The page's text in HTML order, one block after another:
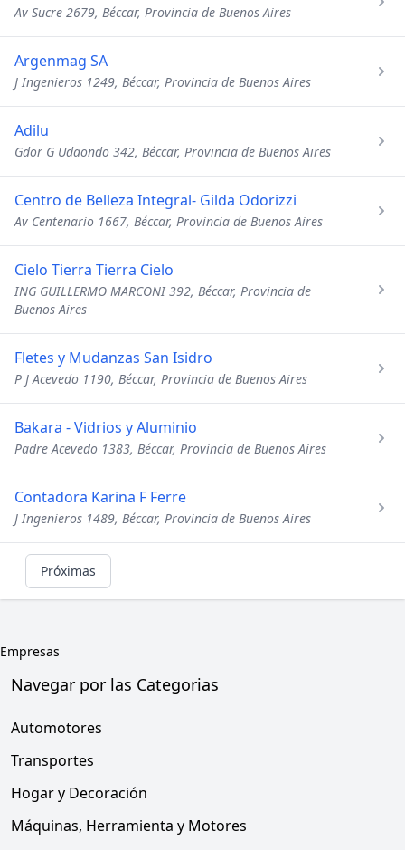
Av Sucre 2679, Béccar, Provincia de Buenos Aires
Argenmag SA
J Ingenieros 1249, Béccar, Provincia de Buenos Aires
Adilu
Gdor G Udaondo 342, Béccar, Provincia de Buenos Aires
Centro de Belleza Integral- Gilda Odorizzi
Av Centenario 1667, Béccar, Provincia de Buenos Aires
Cielo Tierra Tierra Cielo
ING GUILLERMO MARCONI 392, Béccar, Provincia de
Buenos Aires
Fletes y Mudanzas San Isidro
P J Acevedo 1190, Béccar, Provincia de Buenos Aires
Bakara - Vidrios y Aluminio
Padre Acevedo 1383, Béccar, Provincia de Buenos Aires
Contadora Karina F Ferre
J Ingenieros 1489, Béccar, Provincia de Buenos Aires
Próximas
Empresas
Navegar por las Categorias
Automotores
Transportes
Hogar y Decoración
Máquinas, Herramienta y Motores